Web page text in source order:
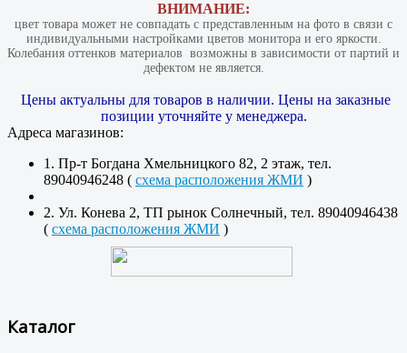
ВНИМАНИЕ:
цвет товара может не совпадать с представленным на фото в связи с
индивидуальными настройками цветов монитора и его яркости.
Колебания оттенков материалов​ ​ возможны в зависимости от партий и
дефектом не является.
Цены актуальны для товаров в наличии. Цены на заказные
позиции уточняйте у менеджера.
Адреса магазинов:
1. Пр-т Богдана Хмельницкого 82, 2 этаж, тел.
89040946248 ( схема расположения ЖМИ )
2. Ул. Конева 2, ТП рынок Солнечный, тел. 89040946438
( схема расположения ЖМИ )
Каталог